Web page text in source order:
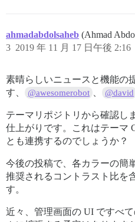
ahmadabdolsaheb (Ahmad
2019 年 11 月 17 日午後 2:16
3
素晴らしいニュースと機能の
す、
@awesomerobot @david
テーマリポジトリから確認し
仕上がりです。これはテーマ
とも連携するのでしょうか？
今後の投稿で、各カラーの簡
推奨されるコントラスト比を
す。
近々、管理画面の UI ですべ